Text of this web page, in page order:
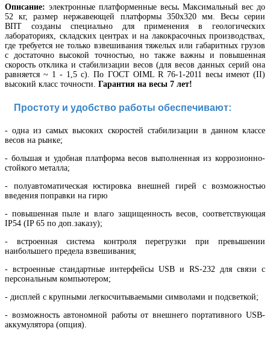
Описание: электронные платформенные весы. Максимальный вес до
52 кг, размер нержавеющей платформы 350х320 мм. Весы серии
ВПТ созданы специально для применения в геологических
лабораториях, складских центрах и на лакокрасочных производствах,
где требуется не только взвешивания тяжелых или габаритных грузов
с достаточно высокой точностью, но также важны и повышенная
скорость отклика и стабилизации весов (для весов данных серий она
равняется ~ 1 - 1,5 с). По ГОСТ OIML R 76-1-2011 весы имеют (II)
высокий класс точности. Гарантия на весы 7 лет!
Простоту и удобство работы обеспечивают:
- одна из самых высоких скоростей стабилизации в данном классе
весов на рынке;
- большая и удобная платформа весов выполненная из коррозионно-
стойкого металла;
- полуавтоматическая юстировка внешней гирей с возможностью
введения поправки на гирю
- повышенная пыле и влаго защищенность весов, соответствующая
IP54 (IP 65 по доп.заказу);
- встроенная система контроля перегрузки при превышении
наибольшего предела взвешивания;
- встроенные стандартные интерфейсы USB и RS-232 для связи с
персональным компьютером;
- дисплей с крупными легкосчитываемыми символами и подсветкой;
- возможность автономной работы от внешнего портативного USB-
аккумулятора (опция).